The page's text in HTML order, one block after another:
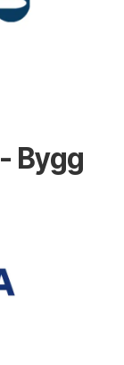
Bygg